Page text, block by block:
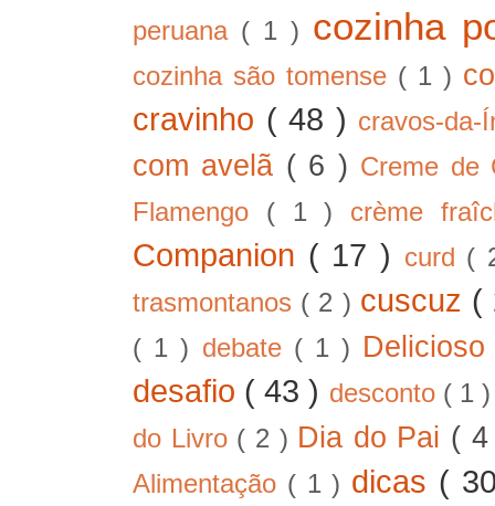
peruana ( 1 ) cozinha
cozinha são tomense ( 1 )
cravinho ( 48 ) cravos-
com avelã ( 6 ) Creme de
Flamengo ( 1 ) crème
Companion ( 17 ) curd (
trasmontanos ( 2 ) cuscuz (
( 1 ) debate ( 1 )
desafio ( 43 ) desconto ( 1
do Livro ( 2 ) Dia do Pai (
Alimentação ( 1 ) dicas (